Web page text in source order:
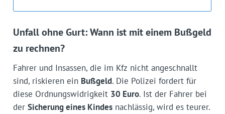
Unfall ohne Gurt: Wann ist mit einem Bußgeld
zu rechnen?
Fahrer und Insassen, die im Kfz nicht angeschnallt
sind, riskieren ein Bußgeld. Die Polizei fordert für
diese Ordnungswidrigkeit 30 Euro. Ist der Fahrer bei
der Sicherung eines Kindesnachlässig, wird es teurer.